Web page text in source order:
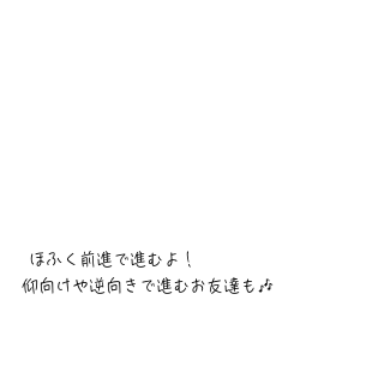
ほふく前進で進むよ！
仰向けや逆向きで進むお友達も🎶